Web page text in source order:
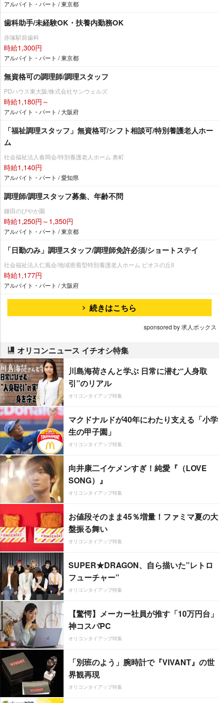
アルバイト・パート / 東京都
歯科助手/未経験OK・扶養内勤務OK
赤塚駅前歯科
時給1,300円
アルバイト・パート / 東京都
無資格可の調理師/調理スタッフ
PDハウス東大阪/株式会社サンウェルズ
時給1,180円～
アルバイト・パート / 大阪府
「福祉調理スタッフ」無資格可/シフト相談可/特別養護老人ホー
ム
社会福祉法人春岡会/特別養護老人ホーム 奥町
時給1,140円
アルバイト・パート / 愛知県
調理師/調理スタッフ募集、年齢不問
鎌田のびやか園
時給1,250円～1,350円
アルバイト・パート / 東京都
「日勤のみ」調理スタッフ/調理師免許必須/ショートステイ
社会福祉法人仁風会/地域密着型特別養護老人ホーム ビオスの丘Ⅱ
時給1,177円
アルバイト・パート / 大阪府
続きはこちら
sponsored by 求人ボックス
オリコンニュース イチオシ特集
川島海荷さんと学ぶ 日常に潜む“人身取
引”のリアル
オリコンタイアップ特集
マクドナルドが40年にわたり支える「小学
生の甲子園」
オリコンタイアップ特集
向井康二イケメンすぎ！純愛『（LOVE
SONG）』
オリコンタイアップ特集
お値段そのまま45％増量！ファミマ夏の大
盤振る舞い
オリコンタイアップ特集
SUPER★DRAGON、自ら描いた”レトロ
フューチャー”
オリコンタイアップ特集
【驚愕】メーカー社員が推す「10万円台」
神コスパPC
オリコンタイアップ特集
「別班のよう」腕時計で『VIVANT』の世
界観再現
オリコンタイアップ特集